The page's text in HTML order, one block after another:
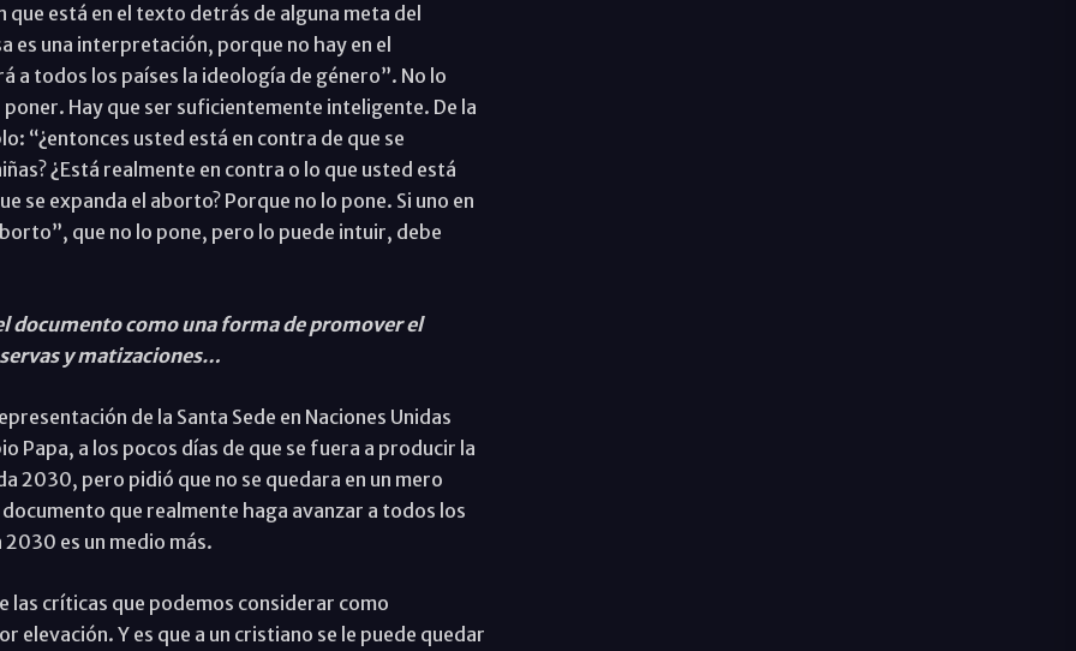
está en el texto detrás de alguna meta del
es una interpretación, porque no hay en el
a todos los países la ideología de género”. No lo
Hay que ser suficientemente inteligente. De la
“¿entonces usted está en contra de que se
¿Está realmente en contra o lo que usted está
se expanda el aborto? Porque no lo pone. Si uno en
que no lo pone, pero lo puede intuir, debe
documento como una forma de promover el
y matizaciones…
de la Santa Sede en Naciones Unidas
Papa, a los pocos días de que se fuera a producir la
2030, pero pidió que no se quedara en un mero
que realmente haga avanzar a todos los
es un medio más.
las críticas que podemos considerar como
elevación. Y es que a un cristiano se le puede quedar